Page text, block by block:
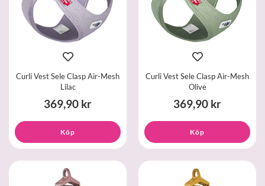
Curli Vest Sele Clasp Air-Mesh
Lilac
369,90 kr
Köp
Curli Vest Sele Clasp Air-Mesh
Olive
369,90 kr
Köp